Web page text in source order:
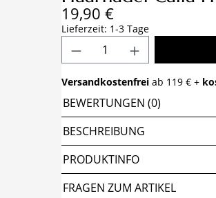
Regulärer Preis:
19,90 €
Lieferzeit: 1-3 Tage
Produkt Anzahl:
Versandkostenfrei ab 119 € +
BEWERTUNGEN (0)
BESCHREIBUNG
PRODUKTINFO
FRAGEN ZUM ARTIKEL